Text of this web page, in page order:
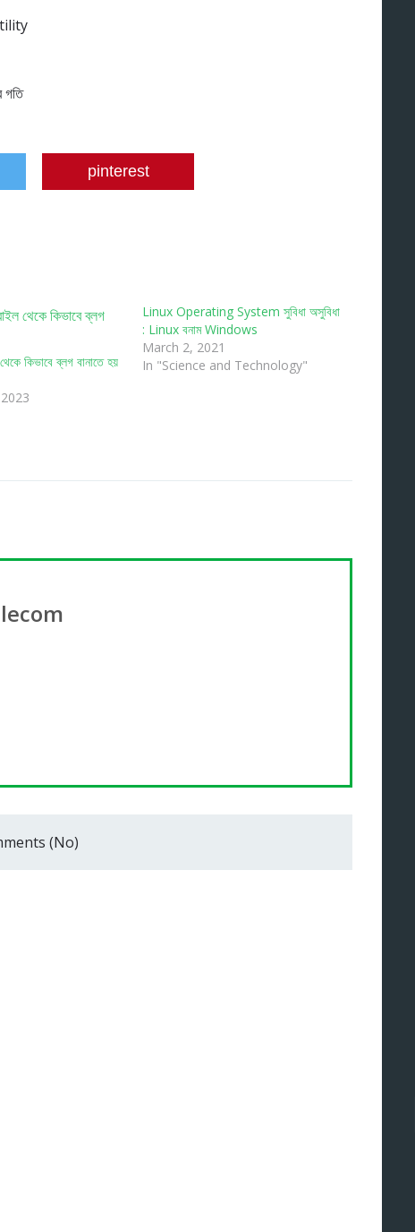
গতি
pinterest
কিভাবে ব্লগ বানাতে হয়
Linux Operating System সুবিধা অসুবিধা
: Linux বনাম Windows
March 2, 2021
In "Science and Technology"
(No)